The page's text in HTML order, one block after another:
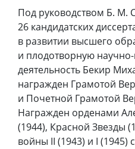
Под руководством Б. М.
26 кандидатских
в развитии высшего
и плодотворную
деятельность Бекир
награжден Грамотой
и Почетной Грамотой
Награжден орденами
(1944), Красной Звезды
войны II (1943) и I (1945)